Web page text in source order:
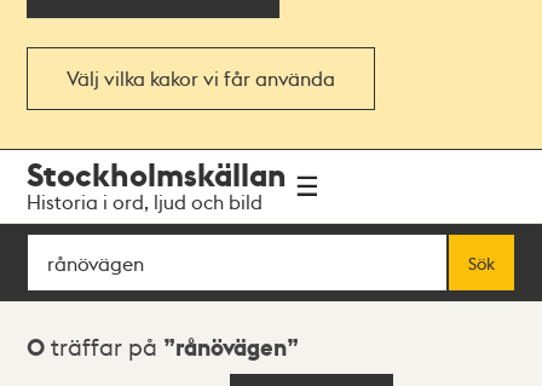
Välj vilka kakor vi får använda
navigationen
huvudinnehållet
Stockholmskällan
Historia i ord, ljud och bild
Sök
Sök
Sökresultat
0 träffar på rånövägen